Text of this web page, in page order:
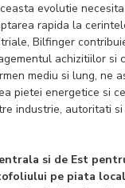
evolutie
rapida la
Bilfinger
achizitiilor si
mediu si lung, ne
pietei energetice si
industrie, autoritati
si de Est
pe piata